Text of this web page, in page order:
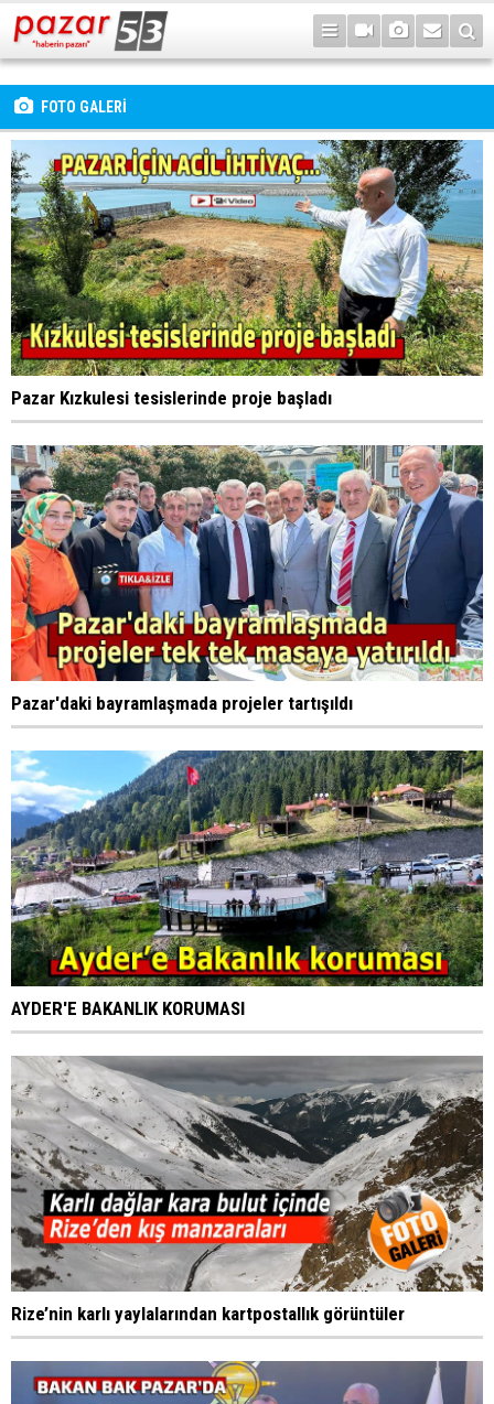
FOTO GALERİ
Pazar Kızkulesi tesislerinde proje başladı
Pazar'daki bayramlaşmada projeler tartışıldı
AYDER'E BAKANLIK KORUMASI
Rize’nin karlı yaylalarından kartpostallık görüntüler